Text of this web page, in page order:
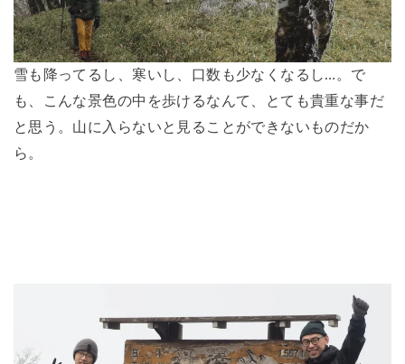
雪も降ってるし、寒いし、口数も少なくなるし…。で
も、こんな景色の中を歩けるなんて、とても貴重な事だ
と思う。山に入らないと見ることができないものだか
ら。